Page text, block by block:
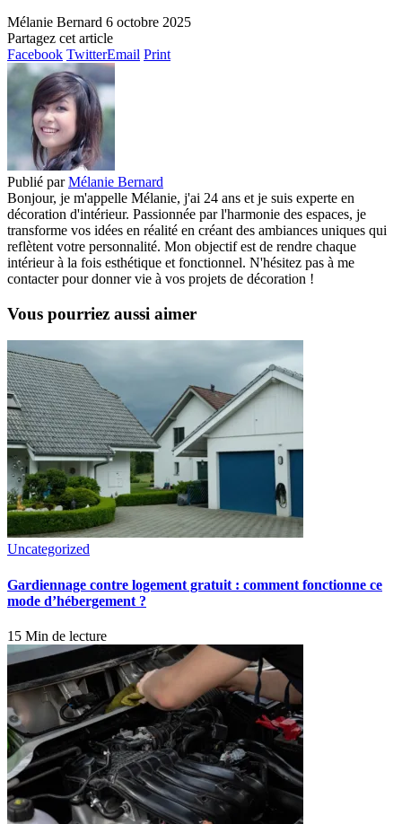
Mélanie Bernard 6 octobre 2025
Partagez cet article
Facebook TwitterEmail Print
Publié par Mélanie Bernard
Bonjour, je m'appelle Mélanie, j'ai 24 ans et je suis experte en
décoration d'intérieur. Passionnée par l'harmonie des espaces, je
transforme vos idées en réalité en créant des ambiances uniques qui
reflètent votre personnalité. Mon objectif est de rendre chaque
intérieur à la fois esthétique et fonctionnel. N'hésitez pas à me
contacter pour donner vie à vos projets de décoration !
Vous pourriez aussi aimer
Uncategorized
Gardiennage contre logement gratuit : comment fonctionne ce
mode d’hébergement ?
15 Min de lecture